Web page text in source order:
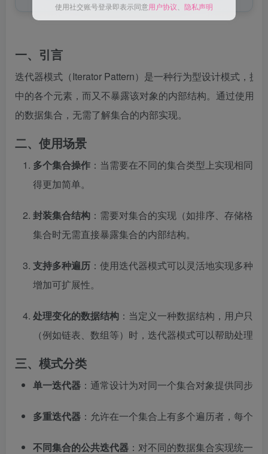
一、引言
迭代器模式（Iterator Pattern）是一种行为型设计模式，提
中的各个元素，而又不暴露该对象的内部结构。通过使用
的数据集合，无需了解集合的内部实现。
二、使用场景
多个集合操作 ：当需要在不同的集合类型上实现相同
得更加简单。
封装集合结构 ：需要对集合的实现（如排序、存储格
集合时无需直接暴露集合的内部结构。
支持多种遍历 ：使用迭代器模式可以灵活地实现多种
增加可扩展性。
处理变化的数据结构 ：当定义一种数据结构，用户只
（例如链表、数组等）时，迭代器模式可以帮助处理
三、模式分类
单一迭代器 ：通常设计为对同一个集合对象提供同步的
多重迭代器 ：允许在一个集合上有多个遍历者，每个
不同集合的公共迭代器 ：对不同的数据集合实现统一
使用社交账号登录即表示同意用户协议 隐私声明